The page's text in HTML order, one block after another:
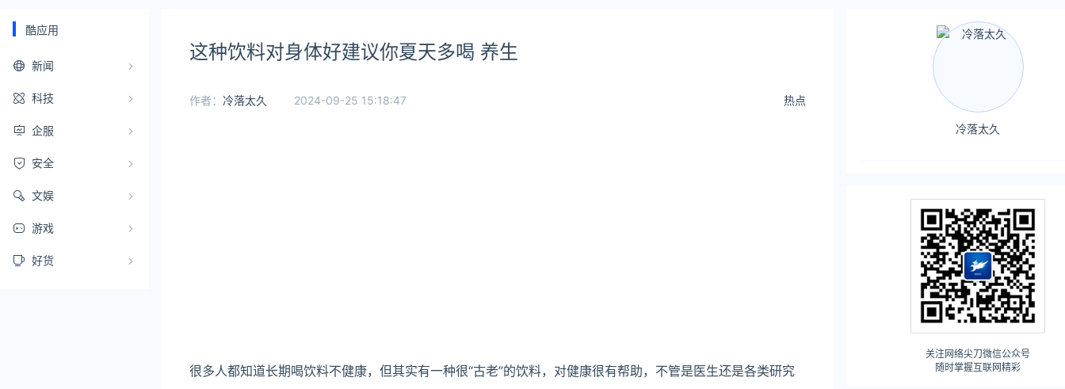
酷应用
新闻
科技
企服
安全
文娱
游戏
好货
这种饮料对身体好建议你夏天多喝 养生
热点
作者： 冷落太久 2024-09-25 15:18:47
很多人都知道长期喝饮料不健康，但其实有一种很“古老”的饮料，对健康很有帮助，不管是医生还是各类研究
冷落太久
关注网络尖刀微信公众号
随时掌握互联网精彩